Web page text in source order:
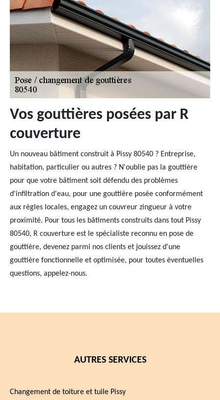
Vos gouttières posées par R
couverture
Un nouveau bâtiment construit à Pissy 80540 ? Entreprise,
habitation, particulier ou autres ? N'oublie pas la gouttière
pour que votre bâtiment soit défendu des problèmes
d'infiltration d'eau, pour une gouttière posée conformément
aux règles locales, engagez un couvreur zingueur à votre
proximité. Pour tous les bâtiments construits dans tout Pissy
80540, R couverture est le spécialiste reconnu en pose de
gouttière, devenez parmi nos clients et jouissez d'une
gouttière fonctionnelle et optimisée, pour toutes éventuelles
questions, appelez-nous.
AUTRES SERVICES
Changement de toiture et tuile Pissy